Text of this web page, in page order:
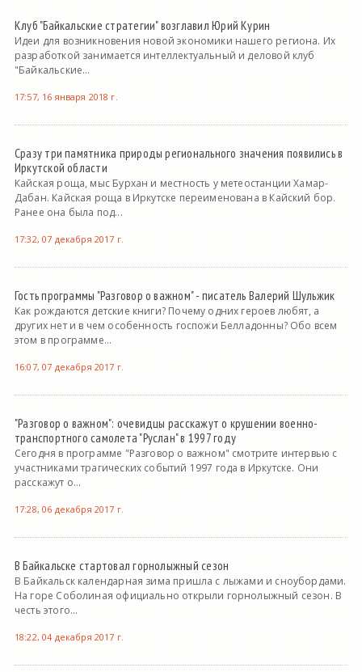
Клуб "Байкальские стратегии" возглавил Юрий Курин
Идеи для возникновения новой экономики нашего региона. Их
разработкой занимается интеллектуальный и деловой клуб
"Байкальские...
17:57, 16 января 2018 г.
Сразу три памятника природы регионального значения появились в
Иркутской области
Кайская роща, мыс Бурхан и местность у метеостанции Хамар-
Дабан. Кайская роща в Иркутске переименована в Кайский бор.
Ранее она была под...
17:32, 07 декабря 2017 г.
Гость программы "Разговор о важном" - писатель Валерий Шульжик
Как рождаются детские книги? Почему одних героев любят, а
других нет и в чем особенность госпожи Белладонны? Обо всем
этом в программе...
16:07, 07 декабря 2017 г.
"Разговор о важном": очевидцы расскажут о крушении военно-
транспортного самолета "Руслан" в 1997 году
Сегодня в программе "Разговор о важном" смотрите интервью с
участниками трагических событий 1997 года в Иркутске. Они
расскажут о...
17:28, 06 декабря 2017 г.
В Байкальске стартовал горнолыжный сезон
В Байкальск календарная зима пришла с лыжами и сноубордами.
На горе Соболиная официально открыли горнолыжный сезон. В
честь этого...
18:22, 04 декабря 2017 г.